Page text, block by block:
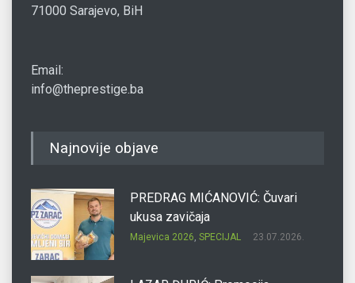
71000 Sarajevo, BiH
Email:
info@theprestige.ba
Najnovije objave
PREDRAG MIĆANOVIĆ: Čuvari
ukusa zavičaja
Majevica 2026, SPECIJAL 23.07.2026.